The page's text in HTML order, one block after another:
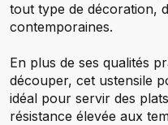
tout type de décoration,
contemporaines.
En plus de ses qualités
découper, cet ustensile
idéal pour servir des
résistance élevée aux